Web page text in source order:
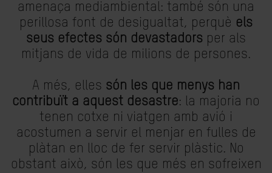
amenaça mediambiental: també són una
perillosa font de desigualtat, perquè els
seus efectes són devastadors per als
mitjans de vida de milions de persones.
A més, elles són les que menys han
contribuït a aquest desastre: la majoria no
tenen cotxe ni viatgen amb avió i
acostumen a servir el menjar en fulles de
plàtan en lloc de fer servir plàstic. No
obstant això, són les que més en sofreixen